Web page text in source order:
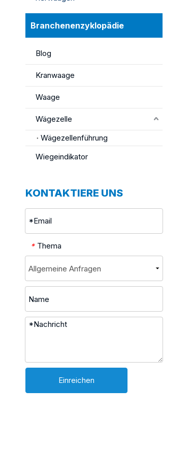
Branchenenzyklopädie
Blog
Kranwaage
Waage
Wägezelle
Wägezellenführung
Wiegeindikator
KONTAKTIERE UNS
* Thema
Einreichen